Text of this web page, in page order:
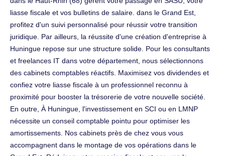
liasse fiscale et vos bulletins de salaire. dans le Grand Est,
profitez d'un suivi personnalisé pour réussir votre transition
juridique. Par ailleurs, la réussite d'une création d'entreprise à
Huningue repose sur une structure solide. Pour les consultants
et freelances IT dans votre département, nous sélectionnons
des cabinets comptables réactifs. Maximisez vos dividendes et
confiez votre liasse fiscale à un professionnel reconnu à
proximité pour booster la trésorerie de votre nouvelle société.
En outre, À Huningue, l'investissement en SCI ou en LMNP
nécessite un conseil comptable pointu pour optimiser les
amortissements. Nos cabinets près de chez vous vous
accompagnent dans le montage de vos opérations dans le